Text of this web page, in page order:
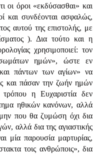
οι όροι «εκδύσασθαι» και
και συνδέονται ασφαλώς,
αυτού της επιστολής, με
). Δια τούτο και η
χρησιμοποιεί: τον
ημών», ώστε εν
πάντων των αγίων» να
και πάσαν την ζωήν ημών
η Ευχαριστία δεν
ηθικών κανόνων, αλλά
που θα ζυμώση όχι δια
αλλά δια της αγιαστικής
μία παρουσία μαρτυρίας,
τοις ανθρώποις», δια